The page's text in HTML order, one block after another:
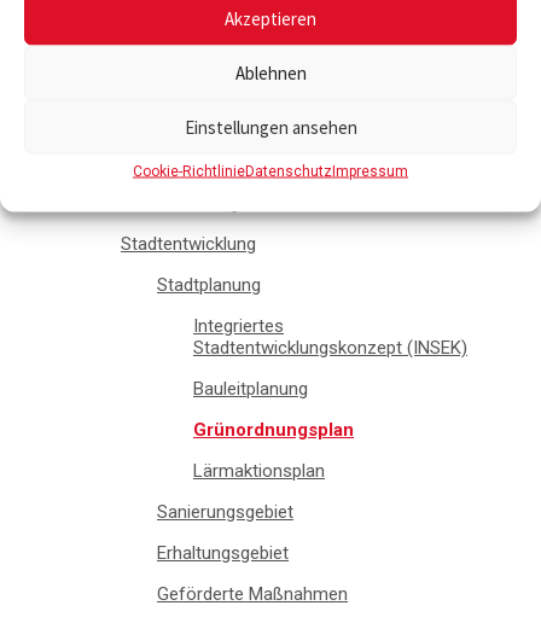
Akzeptieren
Ablehnen
Einstellungen ansehen
Cookie-RichtlinieDatenschutzImpressum
Ver- & Entsorgung
Stadtrat
Stadtentwicklung
Stadtplanung
Integriertes
Stadtentwicklungskonzept (INSEK)
Bauleitplanung
Grünordnungsplan
Lärmaktionsplan
Sanierungsgebiet
Erhaltungsgebiet
Geförderte Maßnahmen